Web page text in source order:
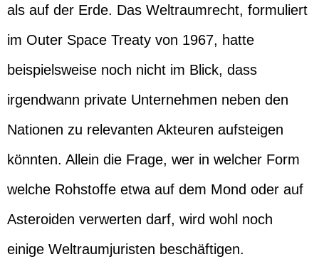
als auf der Erde. Das Weltraumrecht, formuliert
im Outer Space Treaty von 1967, hatte
beispielsweise noch nicht im Blick, dass
irgendwann private Unternehmen neben den
Nationen zu relevanten Akteuren aufsteigen
könnten. Allein die Frage, wer in welcher Form
welche Rohstoffe etwa auf dem Mond oder auf
Asteroiden verwerten darf, wird wohl noch
einige Weltraumjuristen beschäftigen.